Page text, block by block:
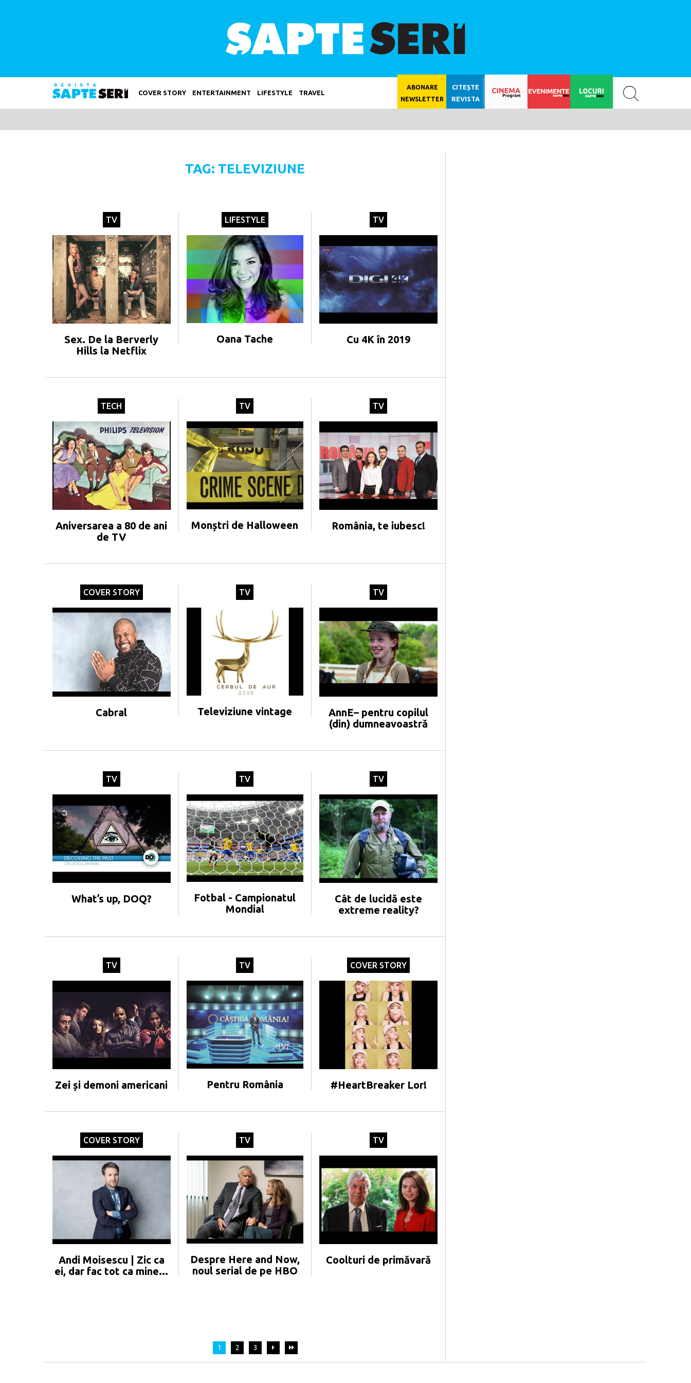
COVER STORY ENTERTAINMENT LIFESTYLE TRAVEL
ABONARE
NEWSLETTER
CITEȘTE
REVISTA
TAG: TELEVIZIUNE
TV
Sex. De la Berverly
Hills la Netflix
LIFESTYLE
Oana Tache
TV
Cu 4K în 2019
TECH
Aniversarea a 80 de ani
de TV
TV
Monștri de Halloween
TV
România, te iubesc!
COVER STORY
Cabral
TV
Televiziune vintage
TV
AnnE– pentru copilul
(din) dumneavoastră
TV
What’s up, DOQ?
TV
Fotbal - Campionatul
Mondial
TV
Cât de lucidă este
extreme reality?
TV
Zei și demoni americani
TV
Pentru România
COVER STORY
#HeartBreaker Lor!
COVER STORY
Andi Moisescu | Zic ca
ei, dar fac tot ca mine...
TV
Despre Here and Now,
noul serial de pe HBO
TV
Coolturi de primăvară
1 2 3